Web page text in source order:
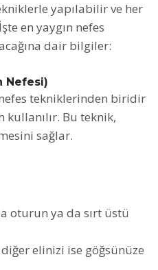
yapılabilir ve her
en yaygın nefes
dair bilgiler:
Nefesi)
tekniklerinden biridir
Bu teknik,
sağlar.
oturun ya da sırt üstü
elinizi ise göğsünüze